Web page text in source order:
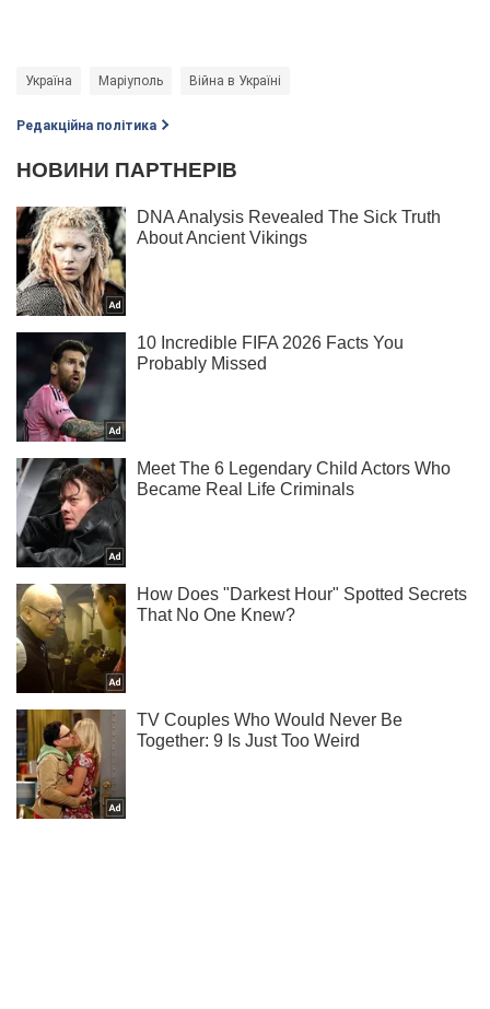
Україна Маріуполь Війна в Україні
Редакційна політика